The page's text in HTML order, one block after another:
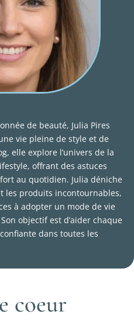
de beauté, Julia Pires
vie pleine de style et de
elle explore l’univers de la
offrant des astuces
au quotidien. Julia déniche
les produits incontournables,
à adopter un mode de vie
objectif est d’aider chaque
dans toutes les
coeur